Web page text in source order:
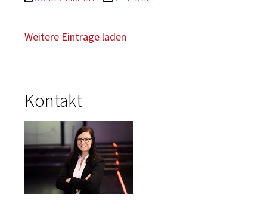
Weitere Einträge laden
Kontakt